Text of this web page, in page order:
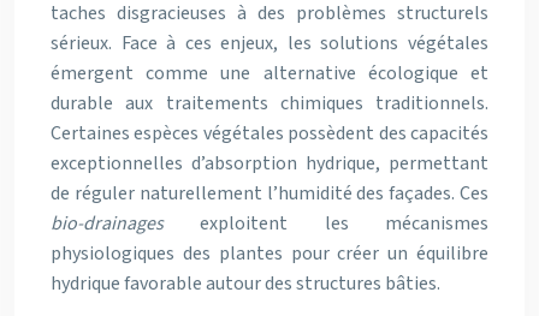
taches disgracieuses à des problèmes structurels
sérieux. Face à ces enjeux, les solutions végétales
émergent comme une alternative écologique et
durable aux traitements chimiques traditionnels.
Certaines espèces végétales possèdent des capacités
exceptionnelles d’absorption hydrique, permettant
de réguler naturellement l’humidité des façades. Ces
bio-drainagesexploitent les mécanismes
physiologiques des plantes pour créer un équilibre
hydrique favorable autour des structures bâties.